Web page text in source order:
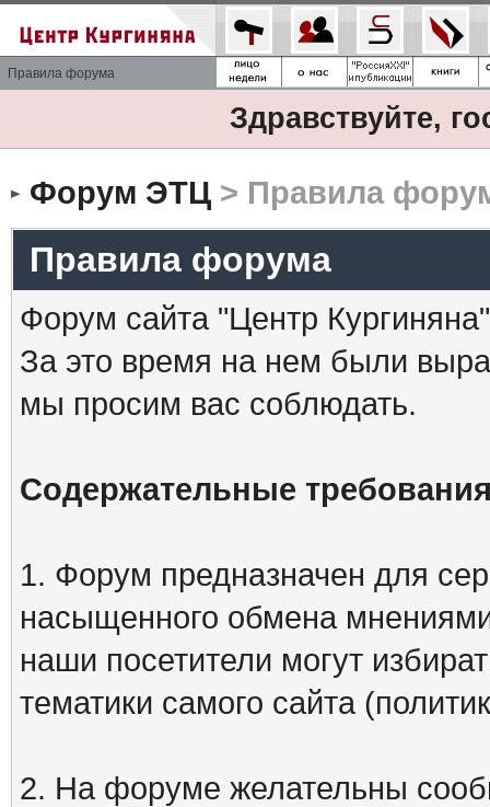
Правила форума
Здравствуйте,
Форум ЭТЦ> Правила
Правила форума
Форум сайта "Центр
За это время на нем были
мы просим вас соблюдать.
Содержательные
1. Форум предназначен для
насыщенного обмена
наши посетители могут
тематики самого сайта
2. На форуме желательны